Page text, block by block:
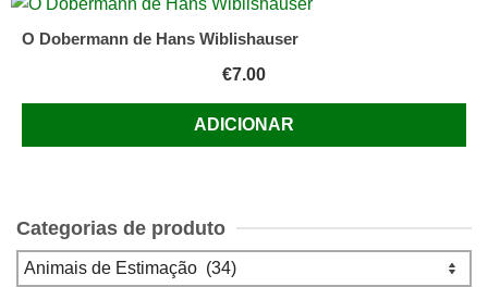
O Dobermann de Hans Wiblishauser
€7.00
ADICIONAR
Categorias de produto